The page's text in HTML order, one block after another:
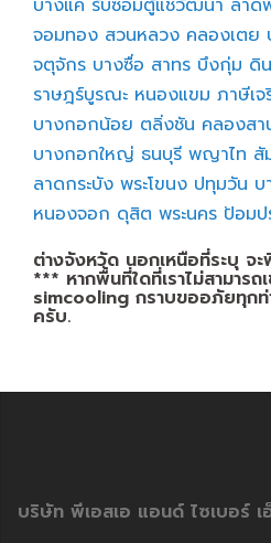
บางแค รับซ่อมตู้แช่วัฒนา ลาด
จอมทอง สวนหลวง คลองเตย
จตุจักร บางซื่อ สาทร บึงกุ่ม ดิ
ราษฎร์บูรณะ หนองแขม ภาษีเ
บางกอกน้อย ตลิ่งชัน คลองสา
บางกอกใหญ่ ธนบุรี พญาไท สั
ลาดกระบัง พระโขนง ปทุมวัน บ
หนองจอก ดุสิต พระนคร ป้อม
ต่างจังหวัด นอกเหนือที่ระบุ จ
*** หากพื้นที่ใดที่เราไม่สามารถ
simcooling กราบขออภัยทุก
ครับ.
บริษัท พีเอสเอ แอนด์ ไซเบอร์ เ